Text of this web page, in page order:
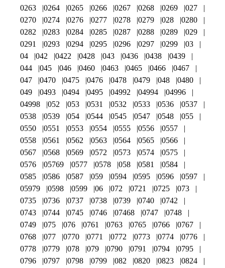
0263
0264 0265 0266 0267 0268 0269
027
0270
0274 0276 0277 0278 0279 028
0280
0282
0283 0284 0285 0287 0288 0289
029
0291
0293 0294 0295 0296 0297 0299
03
04
042 0422 0428 043 0436 0438
0439
044
045 046 0460 0463 0465 0466
0467
047
0470 0475 0476 0478 0479 048
0480
049
0493 0494 0495 04992 04994
04996
04998
052 053 0531 0532 0533 0536
0537
0538
0539 054 0544 0545 0547 0548
055
0550
0551 0553 0554 0555 0556
0557
0558
0561 0562 0563 0564 0565
0566
0567
0568 0569 0572 0573 0574
0575
0576
05769 0577 0578 058 0581
0584
0585
0586 0587 059 0594 0595 0596
0597
05979
0598 0599 06 072 0721 0725
073
0735
0736 0737 0738 0739 0740
0742
0743
0744 0745 0746 07468 0747
0748
0749
075 076 0761 0763 0765 0766
0767
0768
077 0770 0771 0772 0773 0774
0776
0778
0779 078 079 0790 0791 0794
0795
0796
0797 0798 0799 082 0820 0823
0824